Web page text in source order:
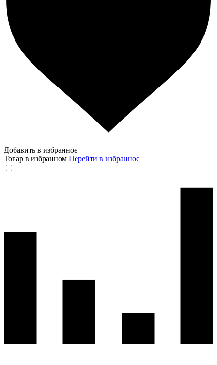
Добавить в избранное
Товар в избранном Перейти в избранное